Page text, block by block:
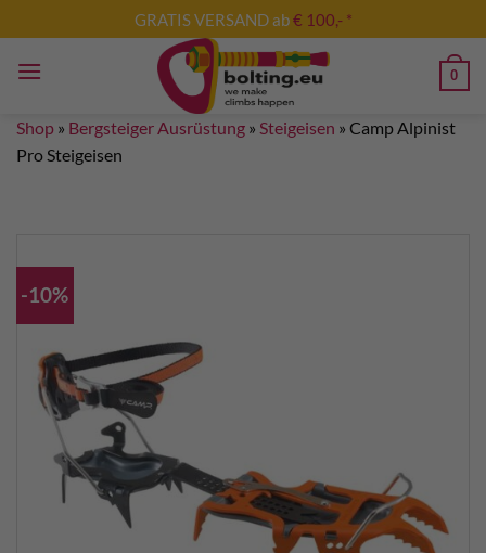
to
content
GRATIS VERSAND ab€ 100,- *
0
Shop » Bergsteiger Ausrüstung » Steigeisen » Camp Alpinist
Pro Steigeisen
-10%